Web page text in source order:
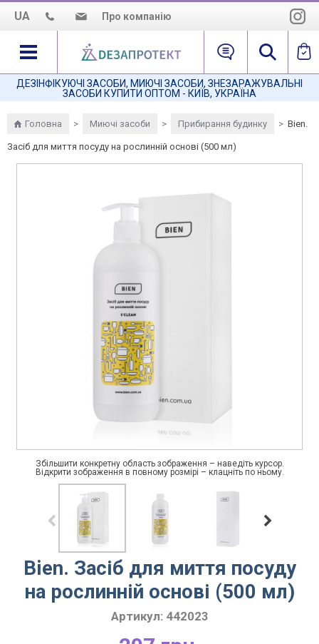
UA Про компанію
Про нас
Наша місія
ДЕЗІНФІКУЮЧІ ЗАСОБИ, МИЮЧІ ЗАСОБИ, ЗНЕЗАРАЖУВАЛЬНІ
ЗАСОБИ КУПИТИ ОПТОМ - КИЇВ, УКРАЇНА
Головна > Миючі засоби > Прибирання будинку > Bien.
Засіб для миття посуду на рослинній основі (500 мл)
Збільшити конкретну область зображення – наведіть курсор.
Відкрити зображення в повному розмірі – клацніть по ньому.
Bien. Засіб для миття посуду
на рослинній основі (500 мл)
Артикул: 442023